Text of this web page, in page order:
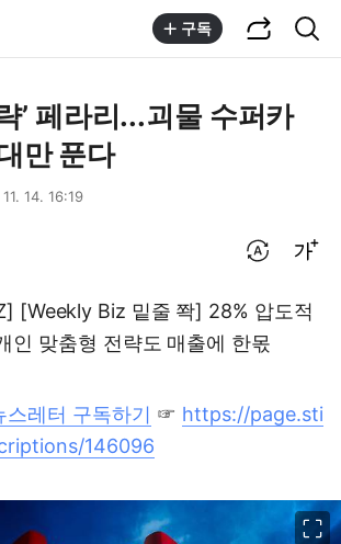
구독
’ 페라리...괴물 수퍼카
만 푼다
14. 16:19
[Weekly Biz 밑줄 쫙] 28% 압도적
인 맞춤형 전략도 매출에 한몫
스레터 구독하기 ☞ https://page.sti
146096